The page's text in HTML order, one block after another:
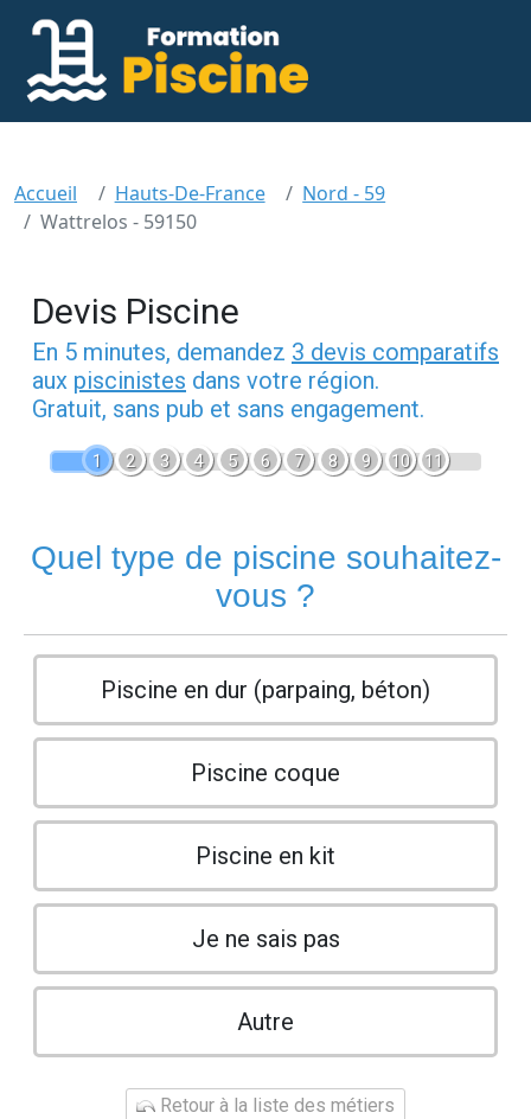
Accueil Hauts-De-France
Nord - 59
Wattrelos - 59150
Devis Piscine
En 5 minutes, demandez 3 devis comparatifs
aux piscinistes dans votre région.
Gratuit, sans pub et sans engagement.
1 2 3 4 5 6 7 8 9 10 11
Quel type de piscine souhaitez-
vous ?
Piscine en dur (parpaing, béton)
Piscine coque
Piscine en kit
Je ne sais pas
Autre
Retour à la liste des métiers